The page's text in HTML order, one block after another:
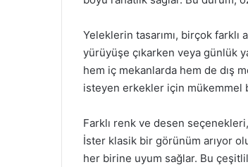
Yeleklerin tasarımı, birçok
yürüyüşe çıkarken veya günlük
hem iç mekanlarda hem de dış
isteyen erkekler için mükemmel
Farklı renk ve desen
İster klasik bir görünüm arıyor
her birine uyum sağlar. Bu